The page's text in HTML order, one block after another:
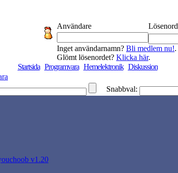
Användare
Lösenord
Inget användarnamn? Bli medlem nu!.
Glömt lösenordet? Klicka här.
Startsida Programvara Hemelektronik Diskussion
Snabbval:
v1.20